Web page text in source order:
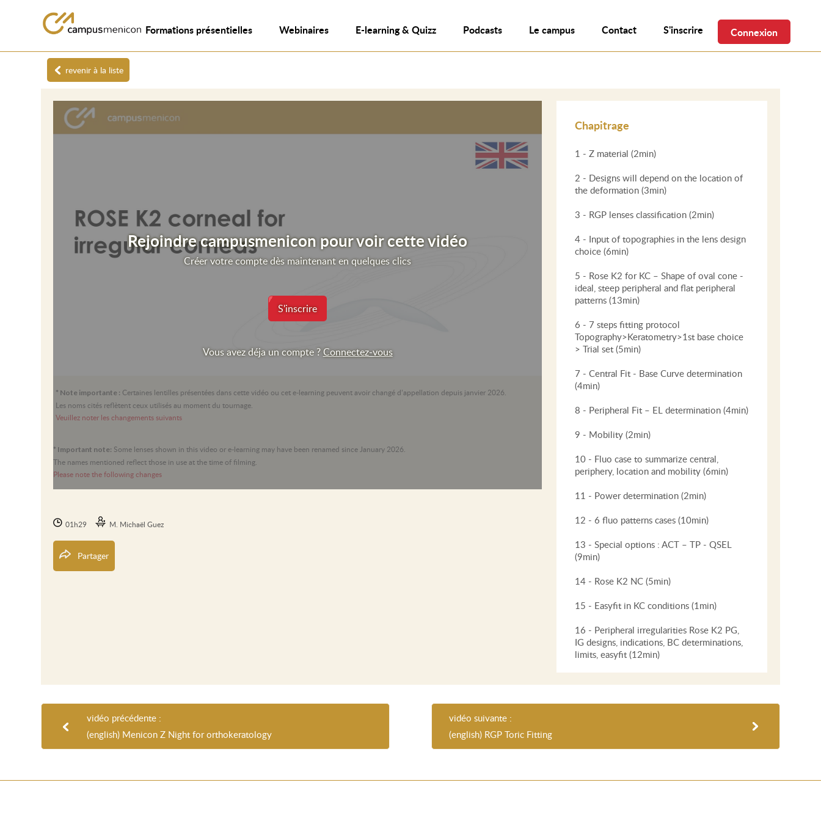
Formations présentielles Webinaires E-learning & Quizz Podcasts Le campus Contact S'inscrire Connexion
revenir à la liste
Rejoindre campusmenicon pour voir cette vidéo
Créer votre compte dès maintenant en quelques clics
S'inscrire
Vous avez déja un compte ?Connectez-vous
* Note importante : Certaines lentilles présentées dans cette vidéo ou cet e-learning peuvent avoir changé d’appellation depuis janvier 2026.
Les noms cités reflètent ceux utilisés au moment du tournage.
Veuillez noter les changements suivants
* Important note: Some lenses shown in this video or e-learning may have been renamed since January 2026.
The names mentioned reflect those in use at the time of filming.
Please note the following changes
01h29 M. Michaël Guez
Partager
Chapitrage
1 - Z material (2min)
2 - Designs will depend on the location of
the deformation (3min)
3 - RGP lenses classification (2min)
4 - Input of topographies in the lens design
choice (6min)
5 - Rose K2 for KC – Shape of oval cone -
ideal, steep peripheral and flat peripheral
patterns (13min)
6 - 7 steps fitting protocol
Topography>Keratometry>1st base choice
> Trial set (5min)
7 - Central Fit - Base Curve determination
(4min)
8 - Peripheral Fit – EL determination (4min)
9 - Mobility (2min)
10 - Fluo case to summarize central,
periphery, location and mobility (6min)
11 - Power determination (2min)
12 - 6 fluo patterns cases (10min)
13 - Special options : ACT – TP - QSEL
(9min)
14 - Rose K2 NC (5min)
15 - Easyfit in KC conditions (1min)
16 - Peripheral irregularities Rose K2 PG,
IG designs, indications, BC determinations,
limits, easyfit (12min)
vidéo précédente :
(english) Menicon Z Night for orthokeratology
vidéo suivante :
(english) RGP Toric Fitting